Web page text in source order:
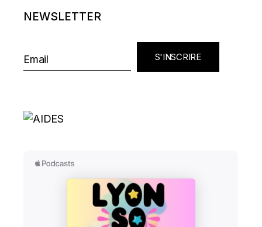
NEWSLETTER
S'INSCRIRE